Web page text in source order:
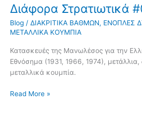
Διάφορα Στρατιωτικά
Blog / ΔΙΑΚΡΙΤΙΚΑ ΒΑΘΜΩΝ, ΕΝΟΠΛΕΣ
ΜΕΤΑΛΛΙΚΑ ΚΟΥΜΠΙΑ
Κατασκευές της Μανωλέσος για την
Εθνόσημα (1931, 1966, 1974), μετάλλια,
μεταλλικά κουμπία.
Read More »